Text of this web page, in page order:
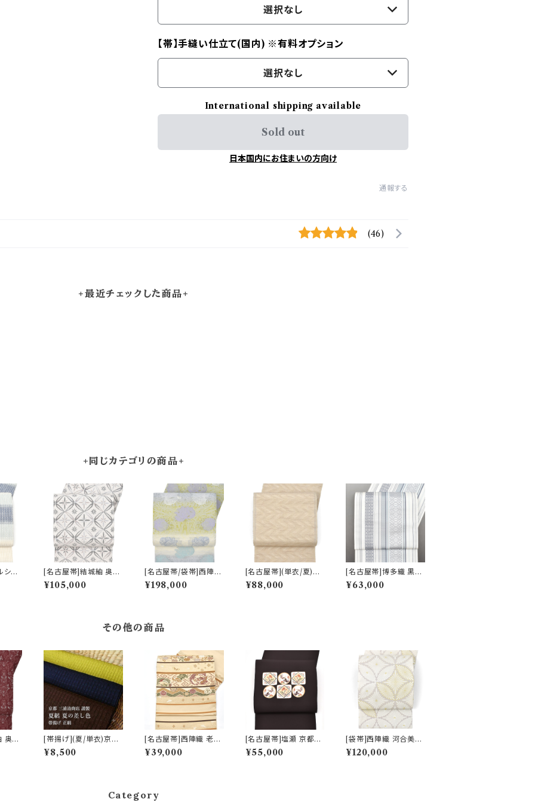
選択なし
【帯】手縫い仕立て(国内) ※有料オプション
選択なし
International shipping available
Sold out
日本国内にお住まいの方向け
通報する
(46)
+最近チェックした商品+
+同じカテゴリの商品+
シー
[名古屋帯]結城紬 奥順
謹製 型紙捺染絣 七宝
文様 八寸帯 正絹 日本
¥105,000
[名古屋帯/袋帯]西陣織
老舗 京藝 謹製 ヴィクト
リア・デザイン 天然石糸
¥198,000
[名古屋帯](単衣/夏)栃
尾紬 天然柿渋染め 変
わり透け紬 九寸帯 正
¥88,000
[名古屋帯]博多織 黒木
織物 謹製 献上独鈷 八
寸帯 正絹 日本製(商品
¥63,000
その他の商品
奥順
[帯揚げ](夏/単衣)京都
三浦清商店 謹製『夏の
差し色』岩滝丹後ちりめ
¥8,500
[名古屋帯]西陣織 老舗
鹿子井山田 謹製 九寸
帯 正絹 日本製(商品番
¥39,000
[名古屋帯]塩瀬 京都老
舗染屋 謹製 本加工染
め 九寸帯 正絹 日本製
¥55,000
[袋帯]西陣織 河合美術
織物 謹製 唐織り 能寿
大唐松七宝文 正絹 日
¥120,000
Category